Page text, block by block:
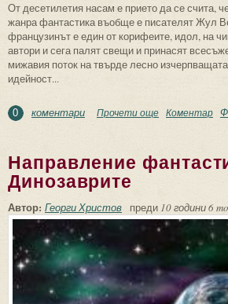
От десетилетия насам е прието да се счита,
жанра фантастика въобще е писателят Жул
французинът е един от корифеите, идол, на
автори и сега палят свещи и принасят
мижавия поток на твърде лесно
идейност...
0 коментари Прочети още about
Коментар
Направление
Динозаврите
Автор: Георги Христов преди 10 години 6